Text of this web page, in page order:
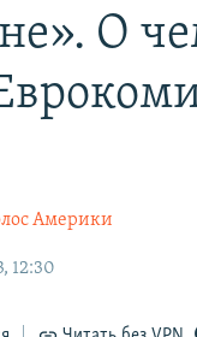
О
Америки
12:30